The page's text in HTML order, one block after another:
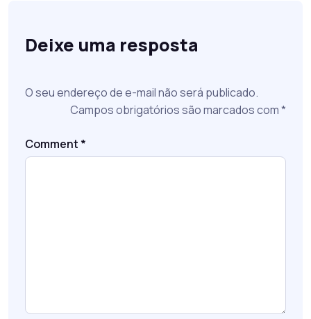
Deixe uma resposta
O seu endereço de e-mail não será publicado.
Campos obrigatórios são marcados com*
Comment *